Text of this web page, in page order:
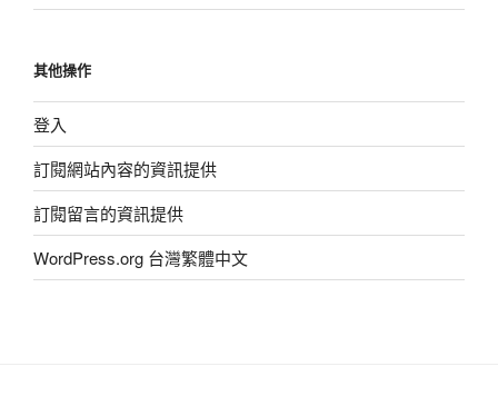
其他操作
登入
訂閱網站內容的資訊提供
訂閱留言的資訊提供
WordPress.org 台灣繁體中文